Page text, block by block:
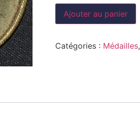
Ajouter au panier
Catégories : Médailles,